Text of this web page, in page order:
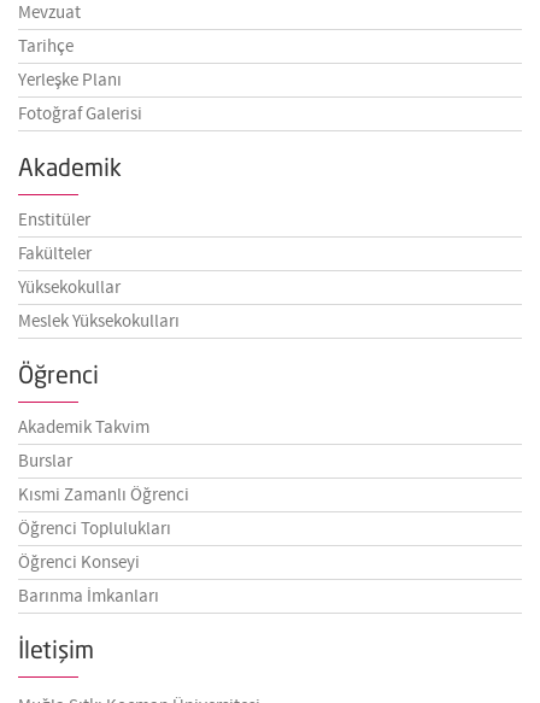
Mevzuat
Tarihçe
Yerleşke Planı
Fotoğraf Galerisi
Akademik
Enstitüler
Fakülteler
Yüksekokullar
Meslek Yüksekokulları
Öğrenci
Akademik Takvim
Burslar
Kısmi Zamanlı Öğrenci
Öğrenci Toplulukları
Öğrenci Konseyi
Barınma İmkanları
İletişim